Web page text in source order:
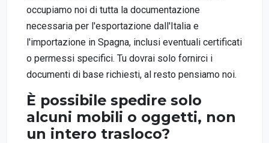
occupiamo noi di tutta la documentazione
necessaria per l'esportazione dall'Italia e
l'importazione in Spagna, inclusi eventuali certificati
o permessi specifici. Tu dovrai solo fornirci i
documenti di base richiesti, al resto pensiamo noi.
È possibile spedire solo
alcuni mobili o oggetti, non
un intero trasloco?